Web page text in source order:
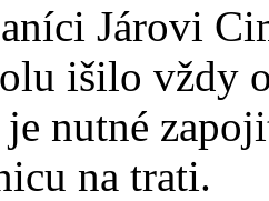
Járovi
išilo vždy
je nutné
na trati.